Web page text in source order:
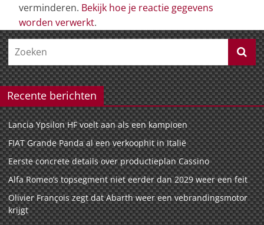
verminderen. Bekijk hoe je reactie gegevens
worden verwerkt.
Recente berichten
Lancia Ypsilon HF voelt aan als een kampioen
FIAT Grande Panda al een verkoophit in Italië
Eerste concrete details over productieplan Cassino
Alfa Romeo’s topsegment niet eerder dan 2029 weer een feit
Olivier François zegt dat Abarth weer een vebrandingsmotor
krijgt